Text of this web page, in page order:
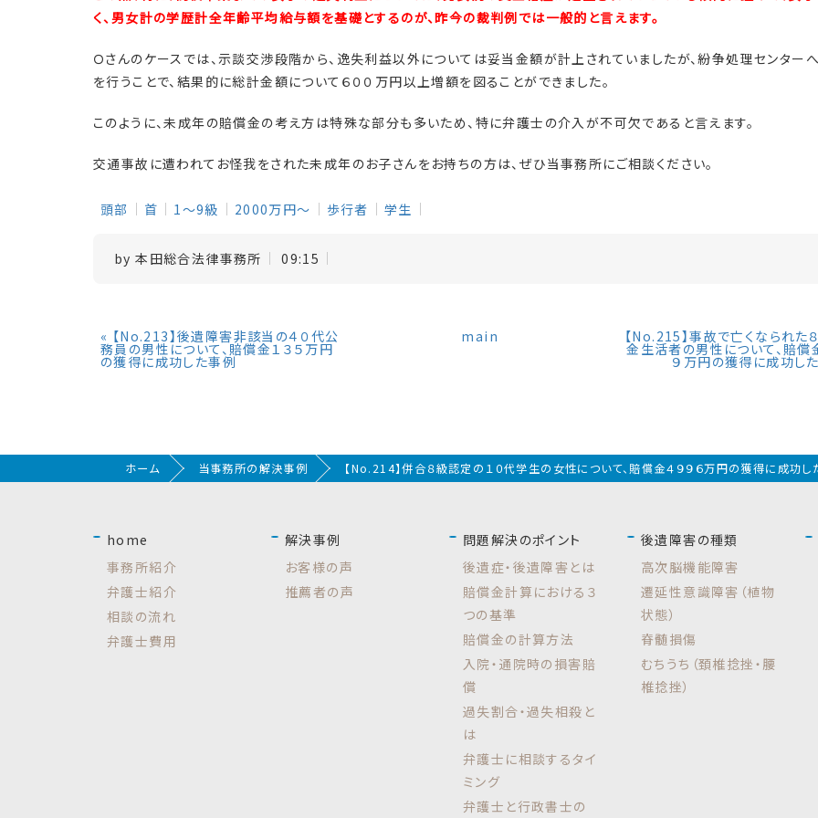
く、男女計の学歴計全年齢平均給与額を基礎とするのが、昨今の裁判例では一般的と言えます。
Ｏさんのケースでは、示談交渉段階から、逸失利益以外については妥当金額が計上されていましたが、紛争処理センター
を行うことで、結果的に総計金額について６００万円以上増額を図ることができました。
このように、未成年の賠償金の考え方は特殊な部分も多いため、特に弁護士の介入が不可欠であると言えます。
交通事故に遭われてお怪我をされた未成年のお子さんをお持ちの方は、ぜひ当事務所にご相談ください。
頭部 首 1～9級 2000万円～ 歩行者 学生
by本田総合法律事務所 09:15
« 【No.213】後遺障害非該当の４０代公
務員の男性について、賠償金１３５万円
の獲得に成功した事例
main 【No.215】事故で亡くなられた
金生活者の男性について、賠償
９万円の獲得に成功し
ホーム 当事務所の解決事例 【No.214】併合８級認定の１０代学生の女性について、賠償金４９９６万円の獲得に成功し
home
事務所紹介
弁護士紹介
相談の流れ
弁護士費用
解決事例
お客様の声
推薦者の声
問題解決のポイント
後遺症・後遺障害とは
賠償金計算における３
つの基準
賠償金の計算方法
入院・通院時の損害賠
償
過失割合・過失相殺と
は
弁護士に相談するタイ
ミング
弁護士と行政書士の
後遺障害の種類
高次脳機能障害
遷延性意識障害（植物
状態）
脊髄損傷
むちうち（頚椎捻挫・腰
椎捻挫）